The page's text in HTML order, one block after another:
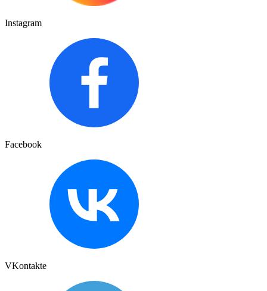
Instagram
Facebook
VKontakte